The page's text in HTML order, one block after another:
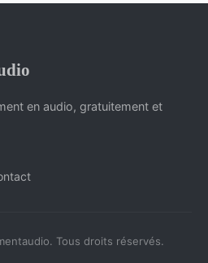
en audio, gratuitement et
Tous droits réservés.